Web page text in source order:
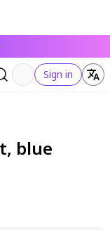
Sign in
blue